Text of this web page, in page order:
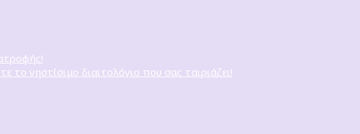
το νηστίσιμο διαιτολόγιο που σας ταιριάζει!